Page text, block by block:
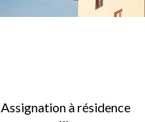
Assignation à résidence